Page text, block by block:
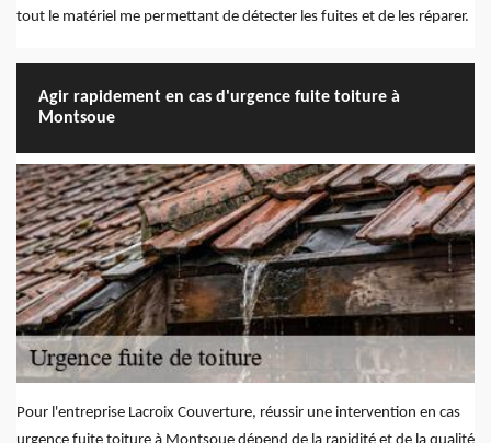
tout le matériel me permettant de détecter les fuites et de les réparer.
Agir rapidement en cas d'urgence fuite toiture à
Montsoue
Pour l'entreprise Lacroix Couverture, réussir une intervention en cas